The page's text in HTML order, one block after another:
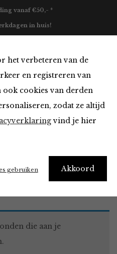
het verbeteren van de
en registreren van
ook cookies van derden
zodat ze altijd
vind je hier
Akkoord
gebruiken
vanaf €50,- *
in huis!
Tops en Blouses
die aan je